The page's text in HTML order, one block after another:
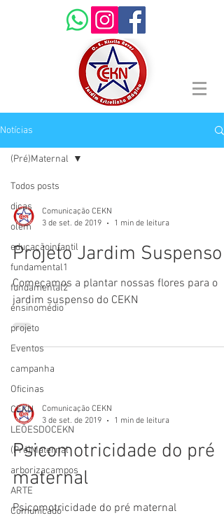
Notícias
Todos posts
dicas
olem
educaçãoinfantil
fundamental1
fundamental2
ensinomédio
projeto
Eventos
campanha
Oficinas
CEKN
LEÕESDOCEKN
(Pré)Maternal
arborizacampos
ARTE
Comunicado
(Pré)Maternal
Comunicação CEKN
3 de set. de 2019
1 min de leitura
Projeto Jardim Suspenso
Começamos a plantar nossas flores para o
jardim suspenso do CEKN
Comunicação CEKN
3 de set. de 2019
1 min de leitura
Psicomotricidade do pré
maternal
Psicomotricidade do pré maternal